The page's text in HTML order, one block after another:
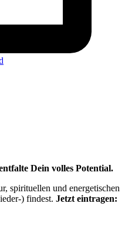
Dein volles Potential.
spirituellen und energetischen
) findest. Jetzt eintragen: